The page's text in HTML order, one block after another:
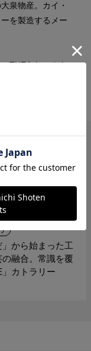
泉物産。カイ・
を製造するメー
THEらしいカト
」から始まった工
の融合。常識を覆
カトラリー